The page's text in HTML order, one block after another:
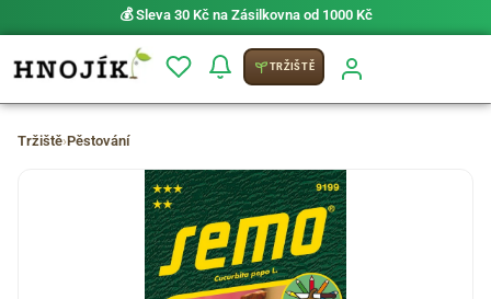
💰 Sleva 30 Kč na Zásilkovna od 1000 Kč
TRŽIŠTĚ
Tržiště›Pěstování